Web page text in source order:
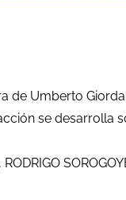
de Umberto
se desarrolla